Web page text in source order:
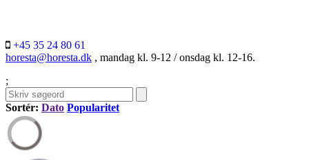
+45 35 24 80 61
horesta@horesta.dk , mandag kl. 9-12 / onsdag kl. 12-16.
;
Sortér: Dato Popularitet